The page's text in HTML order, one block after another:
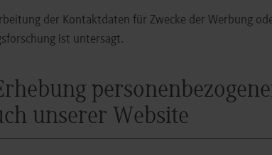
der Kontaktdaten für Zwecke der Werbung
ist untersagt.
unserer Website